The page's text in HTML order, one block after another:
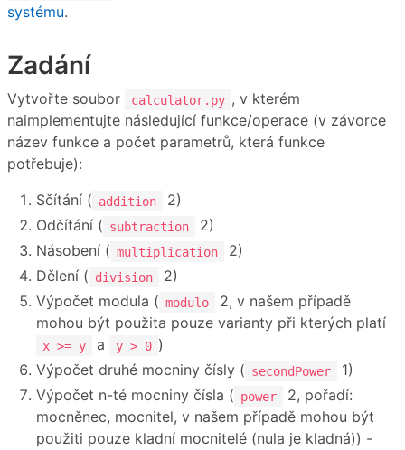
systému.
Zadání
Vytvořte soubor calculator.py , v kterém
naimplementujte následující funkce/operace (v závorce
název funkce a počet parametrů, která funkce
potřebuje):
Sčítání ( addition
2)
Odčítání ( subtraction
2)
Násobení ( multiplication
2)
Dělení ( division
2)
Výpočet modula ( modulo
2, v našem případě
mohou být použita pouze varianty při kterých platí
x >= y a y > 0 )
Výpočet druhé mocniny čísly ( secondPower
1)
Výpočet n-té mocniny čísla ( power
2, pořadí:
mocněnec, mocnitel, v našem případě mohou být
použiti pouze kladní mocnitelé (nula je kladná)) -